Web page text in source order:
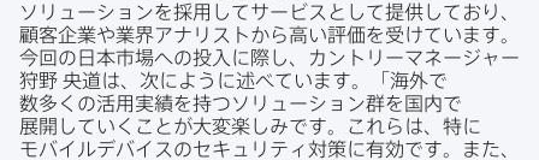
ソリューションを​採用して​サービスと​して​提供しており、​
顧客企業や​業界アナリストから​高い​評価を​受けています。​
今回の​日本市場への​投入に​際し、​カントリーマネージャー
狩野 央道は、​次に​ように​述べています。​「海外で​
数多くの​活用実績を​持つソリューション群を​国内で​
展開していく​ことが​大変楽しみです。​これらは、​特に​
モバイルデバイスの​セキュリティ対策に​有効です。​また、